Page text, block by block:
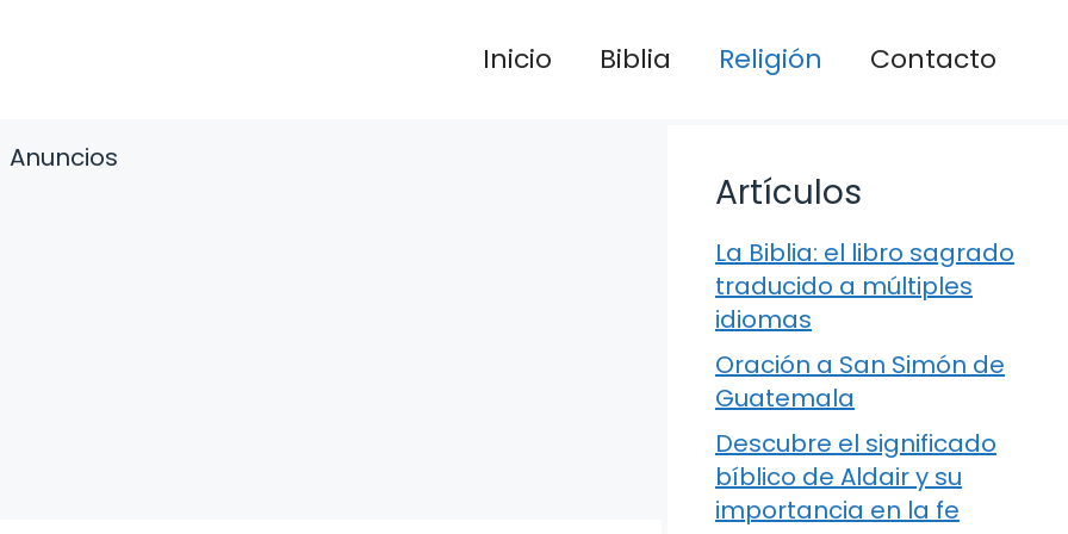
Inicio Biblia Religión Contacto
Anuncios
Artículos
La Biblia: el libro sagrado
traducido a múltiples
idiomas
Oración a San Simón de
Guatemala
Descubre el significado
bíblico de Aldair y su
importancia en la fe